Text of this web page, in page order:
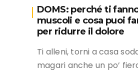
DOMS: perché ti
muscoli e cosa puoi
per ridurre il dolore
Ti alleni, torni a casa
magari anche un po’